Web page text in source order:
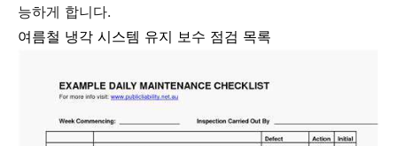
능하게 합니다.
여름철 냉각 시스템 유지 보수 점검 목록